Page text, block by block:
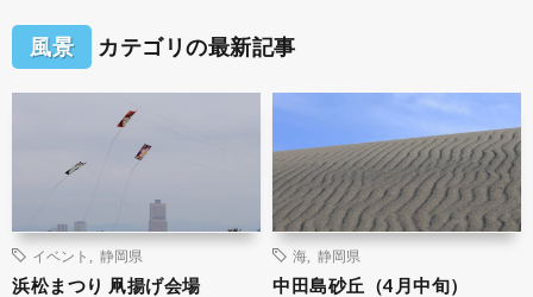
風景 カテゴリの最新記事
イベント 静岡県
浜松まつり 凧揚げ会場
海 静岡県
中田島砂丘（4月中旬）